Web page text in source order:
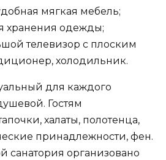
мягкая мебель;
хранения одежды;
телевизор с плоским
холодильник.
для каждого
Гостям
халаты, полотенца,
принадлежности, фен.
санатория организовано